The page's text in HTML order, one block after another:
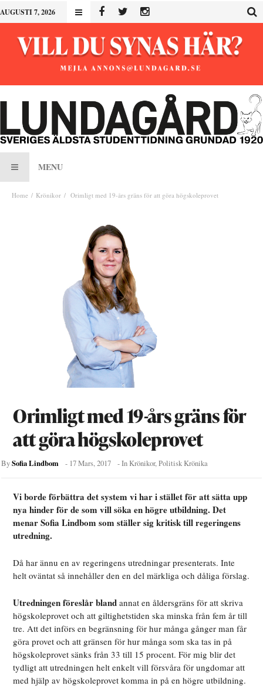
AUGUSTI 7, 2026
MENU
Home Krönikor Orimligt med 19-års gräns för att göra högskoleprovet
Orimligt med 19-års gräns för
att göra högskoleprovet
BySofia Lindbom - 17 Mars, 2017 - In Krönikor,Politisk Krönika
Vi borde förbättra det system vi har i stället för att sätta upp
nya hinder för de som vill söka en högre utbildning. Det
menar Sofia Lindbom som ställer sig kritisk till regeringens
utredning.
Då har ännu en av regeringens utredningar presenterats. Inte
helt oväntat så innehåller den en del märkliga och dåliga förslag.
Utredningen föreslår bland annat en åldersgräns för att skriva
högskoleprovet och att giltighetstiden ska minska från fem år till
tre. Att det införs en begränsning för hur många gånger man får
göra provet och att gränsen för hur många som ska tas in på
högskoleprovet sänks från 33 till 15 procent. För mig blir det
tydligt att utredningen helt enkelt vill försvåra för ungdomar att
med hjälp av högskoleprovet komma in på en högre utbildning.